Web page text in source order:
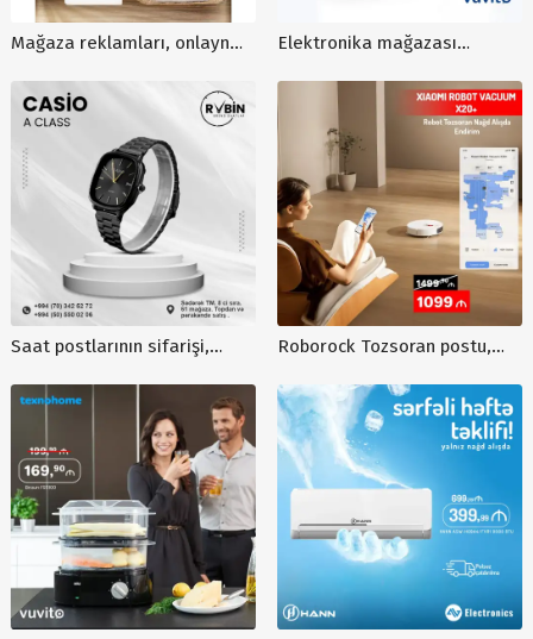
Mağaza reklamları, onlayn
best məhsul satış postu, bio
şampun post dizaynı
Elektronika mağazası
dizaynı, mağaza post dizaynı,
reklam dizaynları, saç
maşası postları
Saat postlarının sifarişi,
media üçün postlar, saat
post dizayn sifarişi, saat
post reklamları
Roborock Tozsoran postu,
satış postu, mağaza
dizaynları, instagram post
dizaynı